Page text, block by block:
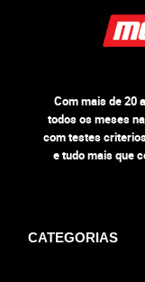
Com mais de 20
todos os meses
com testes
e tudo mais que
CATEGORIAS